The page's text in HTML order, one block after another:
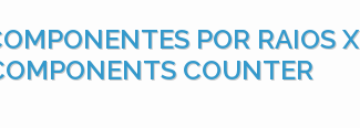
POR RAIOS X
COUNTER